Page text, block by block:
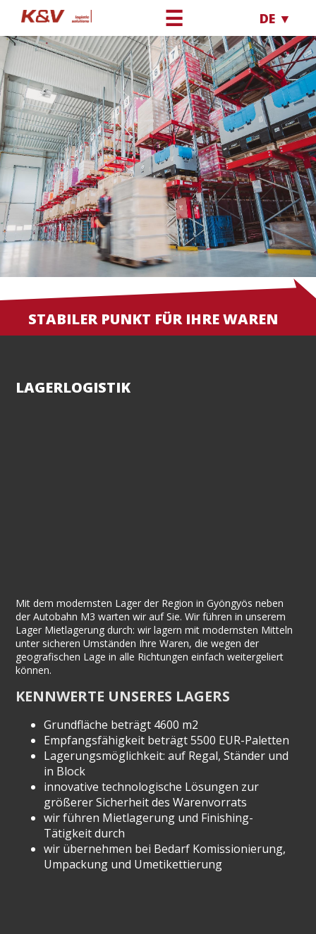
☰ DE ▼
STABILER PUNKT FÜR IHRE WAREN
LAGERLOGISTIK
Mit dem modernsten Lager der Region in Gyöngyös neben
der Autobahn M3 warten wir auf Sie. Wir führen in unserem
Lager Mietlagerung durch: wir lagern mit modernsten Mitteln
unter sicheren Umständen Ihre Waren, die wegen der
geografischen Lage in alle Richtungen einfach weitergeliert
können.
KENNWERTE UNSERES LAGERS
Grundfläche beträgt 4600 m2
Empfangsfähigkeit beträgt 5500 EUR-Paletten
Lagerungsmöglichkeit: auf Regal, Ständer und
in Block
innovative technologische Lösungen zur
größerer Sicherheit des Warenvorrats
wir führen Mietlagerung und Finishing-
Tätigkeit durch
wir übernehmen bei Bedarf Komissionierung,
Umpackung und Umetikettierung